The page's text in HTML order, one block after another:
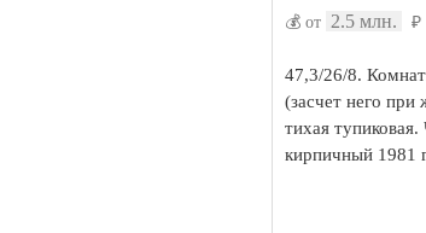
💰 от 2.5 млн. ₽
47,3/26/8.
(засчет него
тихая
кирпичный 1981